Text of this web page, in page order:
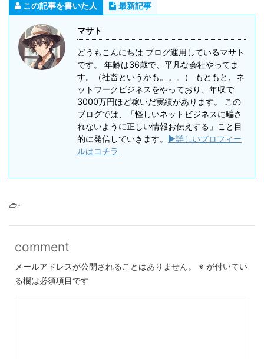
この記事を書いた人 最新記事
マサト
どうもこんにちは ブログ運用しているマサト
です。 年齢は36歳で、平凡な会社やってま
す。（社畜というかも。。。） もともと、ネ
ットワークビジネスをやっており、年収で
3000万円ほど稼いだ実績があります。 この
ブログでは、「怪しいネットビジネスに騙さ
れないように正しい情報お伝えする」こと目
的に発信していきます。 ▶詳しいプロフィー
ルはコチラ
-
comment
メールアドレスが公開されることはありません。 ※ が付いてい
る欄は必須項目です